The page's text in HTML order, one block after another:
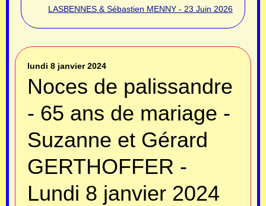
LASBENNES & Sébastien MENNY - 23 Juin 2026
lundi 8 janvier 2024
Noces de palissandre
- 65 ans de mariage -
Suzanne et Gérard
GERTHOFFER -
Lundi 8 janvier 2024